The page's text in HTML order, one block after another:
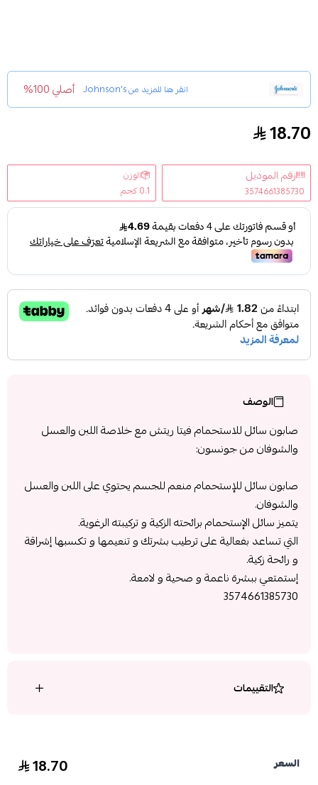
انقر هنا للمزيد منJohnson's أصلي 100%
صابون سائل للاستحمام فيتا ريتش مع خلاصة اللبن
18.70
رقم الموديل
3574661385730
الوزن
0.1 كجم
الوصف
صابون سائل للاستحمام فيتا ريتش مع خلاصة اللبن والعسل
والشوفان من جونسون:
صابون سائل للإستحمام منعم للجسم يحتوي على اللبن والعسل
والشوفان.
يتميز سائل الإستحمام برائحته الزكية و تركيبته الرغوية.
التي تساعد بفعالية على ترطيب بشرتك و تنعيمها و تكسبها إشراقة
و رائحة زكية.
إستمتعي ببشرة ناعمة و صحية و لامعة.
3574661385730
التقييمات
السعر 18.70